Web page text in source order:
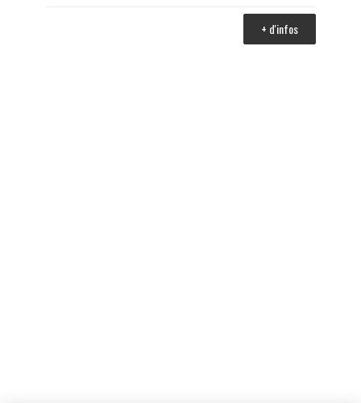
+ d'infos